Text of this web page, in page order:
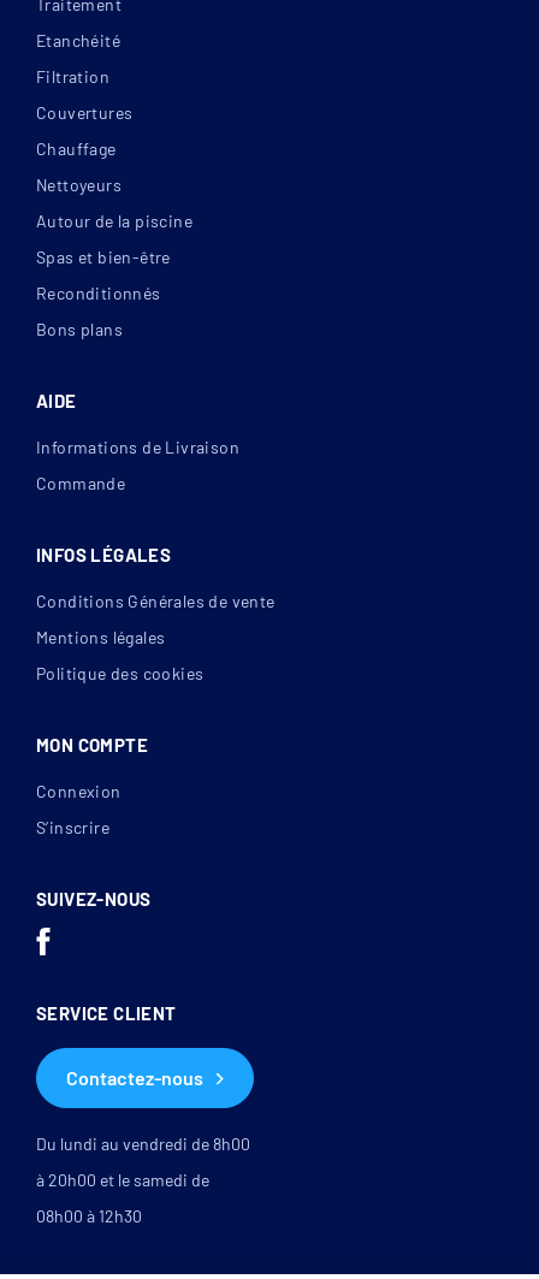
Traitement
Etanchéité
Filtration
Couvertures
Chauffage
Nettoyeurs
Autour de la piscine
Spas et bien-être
Reconditionnés
Bons plans
AIDE
Informations de Livraison
Commande
INFOS LÉGALES
Conditions Générales de vente
Mentions légales
Politique des cookies
MON COMPTE
Connexion
S’inscrire
SUIVEZ-NOUS
SERVICE CLIENT
Contactez-nous
Du lundi au vendredi de 8h00
à 20h00 et le samedi de
08h00 à 12h30